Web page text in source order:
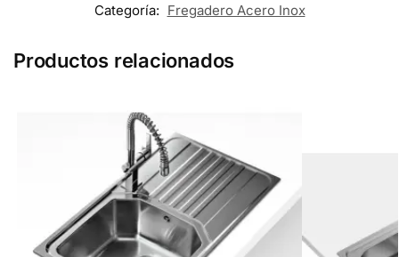
Categoría: Fregadero Acero Inox
Productos relacionados